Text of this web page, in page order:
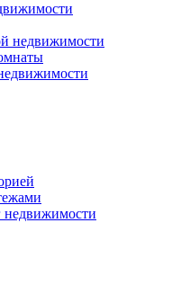
недвижимости
недвижимости